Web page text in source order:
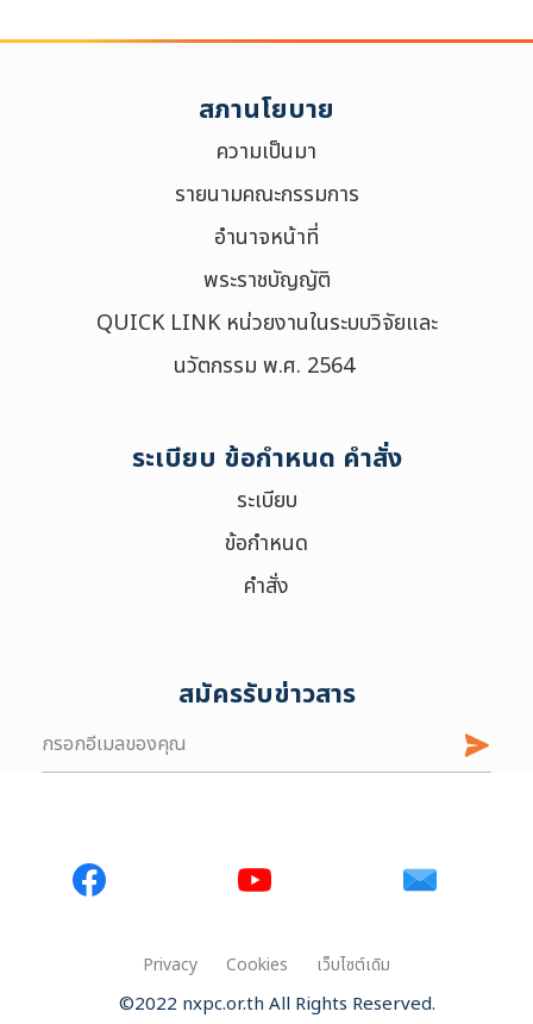
สภานโยบาย
ความเป็นมา
รายนามคณะกรรมการ
อำนาจหน้าที่
พระราชบัญญัติ
QUICK LINK หน่วยงานในระบบวิจัยและ
นวัตกรรม พ.ศ. 2564
ระเบียบ ข้อกำหนด คำสั่ง
ระเบียบ
ข้อกำหนด
คำสั่ง
สมัครรับข่าวสาร
©2022 nxpc.or.th All Rights Reserved.
Privacy Cookies เว็บไซต์เดิม